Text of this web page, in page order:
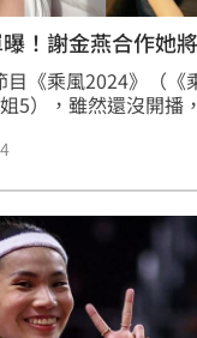
！謝金燕合作她
目《乘風2024》（《
5），雖然還沒開播
出一張第一次公演
驚訝不已。